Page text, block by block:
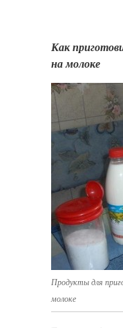
Как
на молоке
Продукты для
молоке